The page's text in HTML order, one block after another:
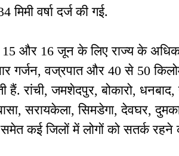
वर्षा दर्ज की गई.
15 और 16 जून के लिए राज्य के
गर्जन, वज्रपात और 40 से 50
रांची, जमशेदपुर, बोकारो, धनबाद,
सरायकेला, सिमडेगा, देवघर,
कई जिलों में लोगों को सतर्क रहने